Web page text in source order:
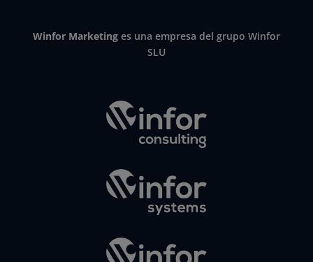
Winfor Marketinges una empresa del grupo Winfor
SLU